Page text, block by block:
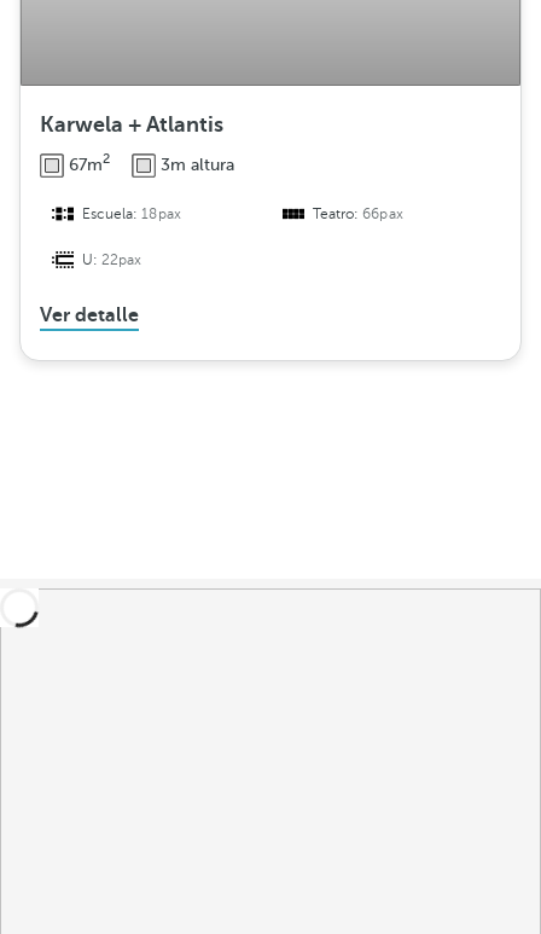
Karwela + Atlantis
67m2 3m altura
Escuela:18pax Teatro:66pax
U:22pax
Ver detalle